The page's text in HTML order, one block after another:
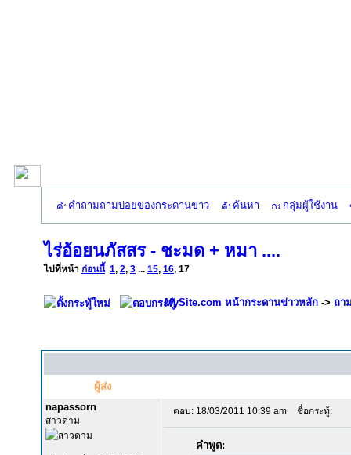
คำถามถามบ่อยของกระดานข่าว ค้นหา กลุ่มผู้ใช้งาน
ไร่อ้อยนภัสสร - ชะมด + หมา ....
ไปที่หน้า ก่อนนี้ 1, 2, 3 ... 15, 16, 17
MySite.com หน้ากระดานข่าวหลัก -> ถา
ผู้ส่ง
napassorn
สาวดาม
ตอบ: 18/03/2011 10:39 am ชื่อกระทู้:
คำพูด: